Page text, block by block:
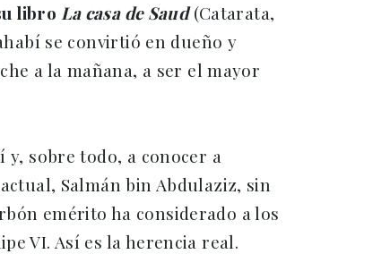
libro La casa de Saud(Catarata,
se convirtió en dueño y
a la mañana, a ser el mayor
y, sobre todo, a conocer a
Salmán bin Abdulaziz, sin
emérito ha considerado a los
VI. Así es la herencia real.